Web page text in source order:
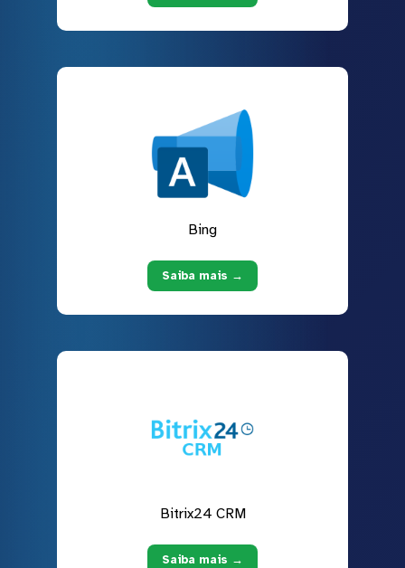
Bing
Saiba mais →
Bitrix24 CRM
Saiba mais →